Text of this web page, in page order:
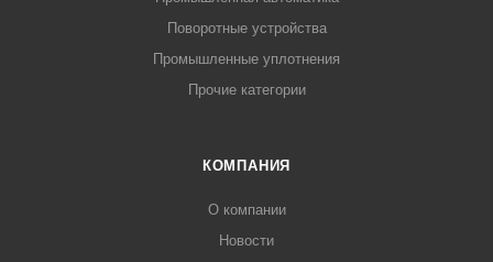
Поворотные устройства
Промышленные уплотнения
Прочие категории
КОМПАНИЯ
О компании
Новости